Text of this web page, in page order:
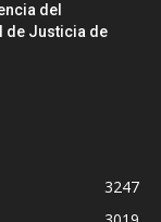
del
de Justicia de
3247